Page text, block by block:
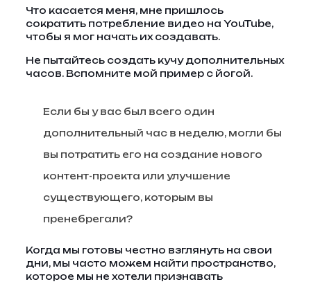
Что касается меня, мне пришлось
сократить потребление видео на YouTube,
чтобы я мог начать их создавать.
Не пытайтесь создать кучу дополнительных
часов. Вспомните мой пример с йогой.
Если бы у вас был всего один
дополнительный час в неделю, могли бы
вы потратить его на создание нового
контент-проекта или улучшение
существующего, которым вы
пренебрегали?
Когда мы готовы честно взглянуть на свои
дни, мы часто можем найти пространство,
которое мы не хотели признавать